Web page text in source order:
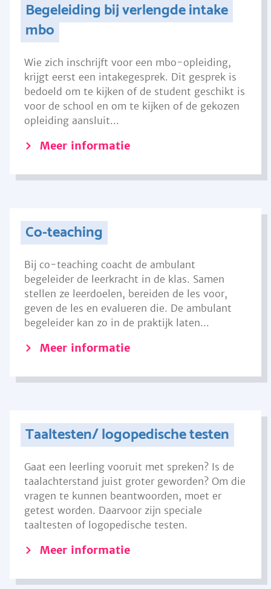
Begeleiding bij verlengde intake
mbo
Wie zich inschrijft voor een mbo-opleiding,
krijgt eerst een intakegesprek. Dit gesprek is
bedoeld om te kijken of de student geschikt is
voor de school en om te kijken of de gekozen
opleiding aansluit...
Meer informatie
Co-teaching
Bij co-teaching coacht de ambulant
begeleider de leerkracht in de klas. Samen
stellen ze leerdoelen, bereiden de les voor,
geven de les en evalueren die. De ambulant
begeleider kan zo in de praktijk laten...
Meer informatie
Taaltesten/ logopedische testen
Gaat een leerling vooruit met spreken? Is de
taalachterstand juist groter geworden? Om die
vragen te kunnen beantwoorden, moet er
getest worden. Daarvoor zijn speciale
taaltesten of logopedische testen.
Meer informatie